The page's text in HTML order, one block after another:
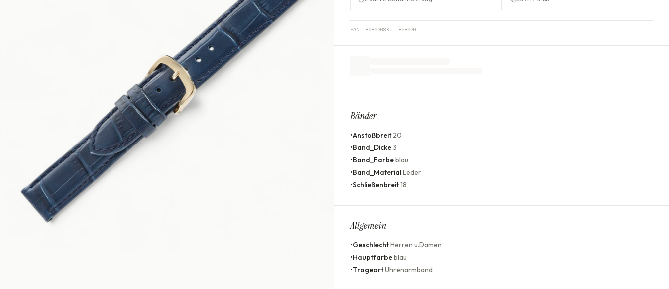
EAN: 868920SKU: 868920
Bänder
•Anstoßbreit 20
•Band_Dicke3
•Band_Farbeblau
•Band_MaterialLeder
•Schließenbreit18
Allgemein
•GeschlechtHerren u.Damen
•Hauptfarbeblau
•TrageortUhrenarmband